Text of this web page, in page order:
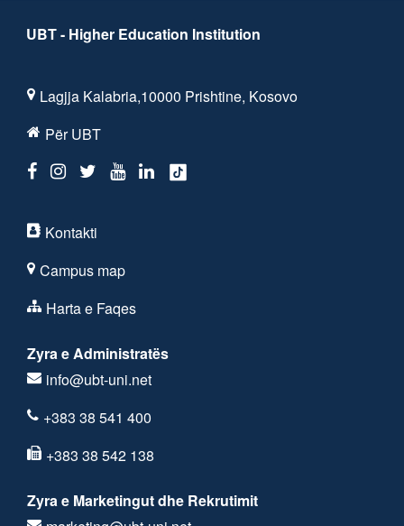
UBT - Higher Education Institution
Lagjja Kalabria,10000 Prishtine, Kosovo
Për UBT
Kontakti
Campus map
Harta e Faqes
Zyra e Administratës
info@ubt-uni.net
+383 38 541 400
+383 38 542 138
Zyra e Marketingut dhe Rekrutimit